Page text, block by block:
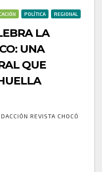
POLÍTICA REGIONAL
LA
UNA
QUE
REVISTA CHOCÓ